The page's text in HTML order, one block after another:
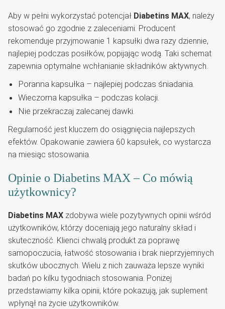
Aby w pełni wykorzystać potencjał Diabetins MAX, należy
stosować go zgodnie z zaleceniami. Producent
rekomenduje przyjmowanie 1 kapsułki dwa razy dziennie,
najlepiej podczas posiłków, popijając wodą. Taki schemat
zapewnia optymalne wchłanianie składników aktywnych.
Poranna kapsułka – najlepiej podczas śniadania.
Wieczorna kapsułka – podczas kolacji.
Nie przekraczaj zalecanej dawki.
Regularność jest kluczem do osiągnięcia najlepszych
efektów. Opakowanie zawiera 60 kapsułek, co wystarcza
na miesiąc stosowania.
Opinie o Diabetins MAX – Co mówią
użytkownicy?
Diabetins MAX zdobywa wiele pozytywnych opinii wśród
użytkowników, którzy doceniają jego naturalny skład i
skuteczność. Klienci chwalą produkt za poprawę
samopoczucia, łatwość stosowania i brak nieprzyjemnych
skutków ubocznych. Wielu z nich zauważa lepsze wyniki
badań po kilku tygodniach stosowania. Poniżej
przedstawiamy kilka opinii, które pokazują, jak suplement
wpłynął na życie użytkowników.